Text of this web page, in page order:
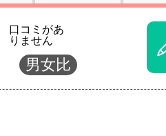
通信講座を
体験レッス
男女比